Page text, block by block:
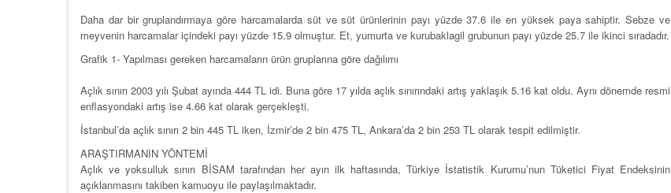
Daha dar bir gruplandırmaya göre harcamalarda süt ve süt ürünlerinin payı yüzde 37.6 ile en yüksek paya sahiptir. Sebze ve
meyvenin harcamalar içindeki payı yüzde 15.9 olmuştur. Et, yumurta ve kurubaklagil grubunun payı yüzde 25.7 ile ikinci sıradadır.
Grafik 1- Yapılması gereken harcamaların ürün gruplarına göre dağılımı
Açlık sınırı 2003 yılı Şubat ayında 444 TL idi. Buna göre 17 yılda açlık sınırındaki artış yaklaşık 5.16 kat oldu. Aynı dönemde resmi
enflasyondaki artış ise 4.66 kat olarak gerçekleşti.
İstanbul’da açlık sınırı 2 bin 445 TL iken, İzmir’de 2 bin 475 TL, Ankara’da 2 bin 253 TL olarak tespit edilmiştir.
ARAŞTIRMANIN YÖNTEMİ
Açlık ve yoksulluk sınırı BİSAM tarafından her ayın ilk haftasında, Türkiye İstatistik Kurumu’nun Tüketici Fiyat Endeksinin
açıklanmasını takiben kamuoyu ile paylaşılmaktadır.